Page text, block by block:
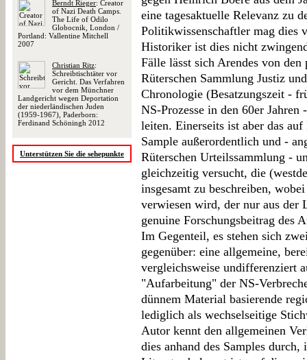
Berndt Rieger: Creator
of Nazi Death Camps.
The Life of Odilo
Globocnik, London /
Portland: Vallentine Mitchell
2007
Christian Ritz:
Schreibtischtäter vor
Gericht. Das Verfahren
vor dem Münchner
Landgericht wegen Deportation
der niederländischen Juden
(1959-1967), Paderborn:
Ferdinand Schöningh 2012
Unterstützen Sie die sehepunkte
eine tagesaktuelle Relevanz zu
Politikwissenschaftler mag dies
Historiker ist dies nicht
Fälle lässt sich Arendes von
Rüterschen Sammlung Justiz
Chronologie (Besatzungszeit -
NS-Prozesse in den 60er Jahren
leiten. Einerseits ist aber das
Sample außerordentlich und -
Rüterschen Urteilssammlung -
gleichzeitig versucht, die
insgesamt zu beschreiben,
verwiesen wird, der nur aus der
genuine Forschungsbeitrag des
Im Gegenteil, es stehen sich
gegenüber: eine allgemeine,
vergleichsweise undifferenziert
"Aufarbeitung" der NS-
dünnem Material basierende
lediglich als wechselseitige
Autor kennt den allgemeinen
dies anhand des Samples